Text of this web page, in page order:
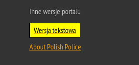
Inne wersje portalu
Wersja tekstowa
About Polish Police